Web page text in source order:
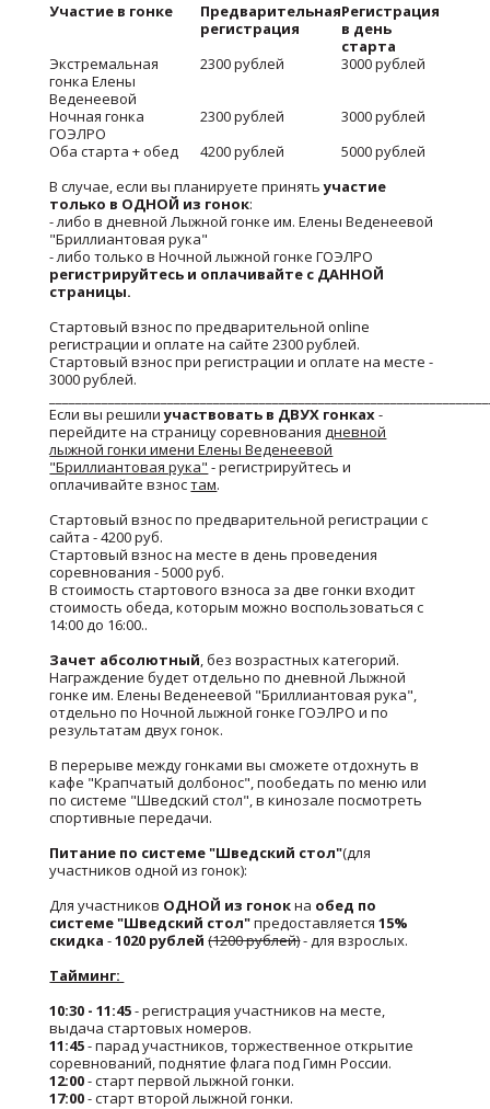
Участие в гонке
Предварительная
регистрация
Регистрация
в день
старта
Экстремальная
гонка Елены
Веденеевой
2300 рублей 3000 рублей
Ночная гонка
ГОЭЛРО
2300 рублей
3000 рублей
Оба старта + обед
4200 рублей
5000 рублей
В случае, если вы планируете принятьучастие
только в ОДНОЙ из гонок:
- либо в дневной Лыжной гонке им. Елены Веденеевой
"Бриллиантовая рука"
- либо только в Ночной лыжной гонке ГОЭЛРО
регистрируйтесь и оплачивайте с ДАННОЙ
страницы.
Стартовый взнос по предварительной online
регистрации и оплате на сайте 2300 рублей.
Стартовый взнос при регистрации и оплате на месте -
3000 рублей.
Если вы решилиучаствовать в ДВУХ гонках-
перейдите на страницу соревнованиядневной
лыжной гонки имени Елены Веденеевой
"Бриллиантовая рука" - регистрируйтесь и
оплачивайте взностам.
Стартовый взнос по предварительной регистрации с
сайта - 4200 руб.
Стартовый взнос на месте в день проведения
соревнования - 5000 руб.
В стоимость стартового взноса за две гонки входит
стоимость обеда, которым можно воспользоваться с
14:00 до 16:00..
Зачет абсолютный, без возрастных категорий.
Награждение будет отдельно по дневной Лыжной
гонке им. Елены Веденеевой "Бриллиантовая рука",
отдельно по Ночной лыжной гонке ГОЭЛРО и по
результатам двух гонок.
В перерыве между гонками вы сможете отдохнуть в
кафе "Крапчатый долбонос", пообедать по меню или
по системе "Шведский стол", в кинозале посмотреть
спортивные передачи.
Питание по системе "Шведский стол"(для
участников одной из гонок):
Для участников ОДНОЙ из гонокна обед по
системе "Шведский стол"предоставляется15%
скидка -1020 рублей(1200 рублей)- для взрослых.
Тайминг:
10:30 - 11:45- регистрация участников на месте,
выдача стартовых номеров.
11:45- парад участников, торжественное открытие
соревнований, поднятие флага под Гимн России.
12:00- старт первой лыжной гонки.
17:00- старт второй лыжной гонки.